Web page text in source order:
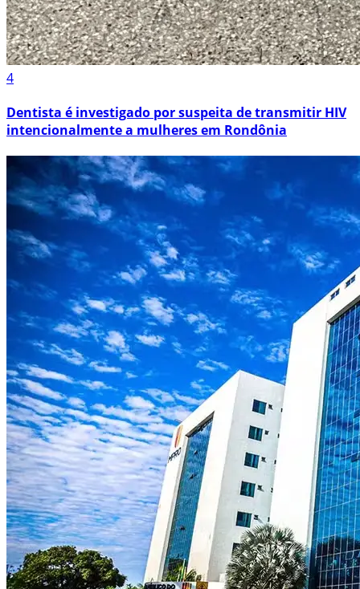
4
Dentista é investigado por suspeita de transmitir HIV
intencionalmente a mulheres em Rondônia